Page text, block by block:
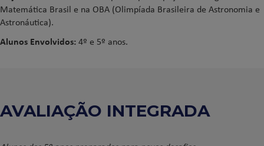
Matemática Brasil e na OBA (Olimpíada Brasileira de Astronomia e
Astronáutica).
Alunos Envolvidos:4º e 5º anos.
AVALIAÇÃO INTEGRADA